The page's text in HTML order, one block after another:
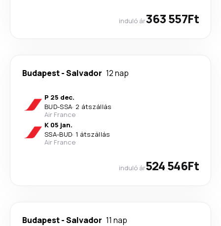
induló ár363 557Ft
Budapest-Salvador 12 nap
P 25 dec.
BUD-SSA· 2 átszállás
Air France
K 05 jan.
SSA-BUD· 1 átszállás
Air France
induló ár524 546Ft
Budapest-Salvador 11 nap